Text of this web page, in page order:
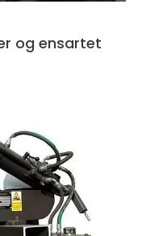
og ensartet